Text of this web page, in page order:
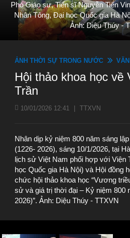
Phó Giáo sư, Tiến sĩ Nguyễn Tiến
Nhân Tông, Đại học Quốc gia Hà
Ảnh: Diệu Thúy -
ẢNH THỜI SỰ TRONG NƯỚC
Hội thảo khoa học về
Trần
10/01/2026 12:41 TTXVN
Nhân dịp kỷ niệm 800 năm sáng
(1226- 2026), sáng 10/1/2026, tại
lịch sử Việt Nam phối hợp với Viện
học Quốc gia Hà Nội) và Hội đồng
chức hội thảo khoa học “Vương
sử và giá trị thời đại – Kỷ niệm 800
2026)”. Ảnh: Diệu Thúy - TTXVN